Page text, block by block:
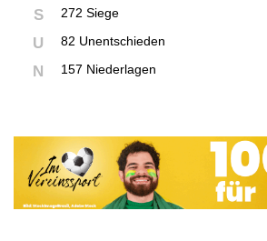
S 272 Siege
U 82 Unentschieden
N 157 Niederlagen